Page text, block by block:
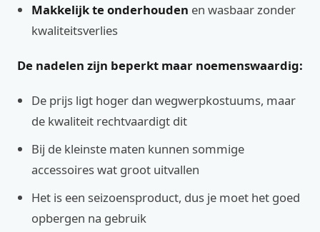
Makkelijk te onderhouden en wasbaar zonder
kwaliteitsverlies
De nadelen zijn beperkt maar noemenswaardig:
De prijs ligt hoger dan wegwerpkostuums, maar
de kwaliteit rechtvaardigt dit
Bij de kleinste maten kunnen sommige
accessoires wat groot uitvallen
Het is een seizoensproduct, dus je moet het goed
opbergen na gebruik